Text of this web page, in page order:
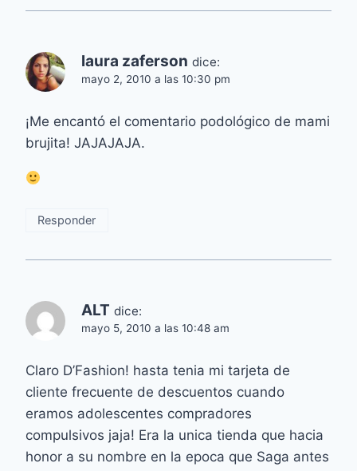
laura zaferson dice:
mayo 2, 2010 a las 10:30 pm
¡Me encantó el comentario podológico de mami
brujita! JAJAJAJA.
Responder
ALT dice:
mayo 5, 2010 a las 10:48 am
Claro D’Fashion! hasta tenia mi tarjeta de
cliente frecuente de descuentos cuando
eramos adolescentes compradores
compulsivos jaja! Era la unica tienda que hacia
honor a su nombre en la epoca que Saga antes